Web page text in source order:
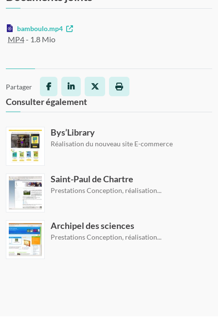
bamboulo.mp4 Ouvre une nouvelle fenêtre
MP4- 1.8 Mio
Partager FacebookLinkedIn
X Imprimer la page
Consulter également
Bys’Library
Réalisation du nouveau site E-commerce
Saint-Paul de Chartre
Prestations Conception, réalisation...
Archipel des sciences
Prestations Conception, réalisation...